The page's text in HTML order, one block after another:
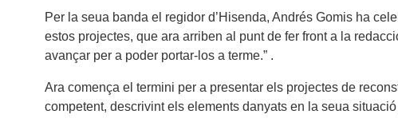
Per la seua banda el regidor d’Hisenda, Andrés Gomis ha
estos projectes, que ara arriben al punt de fer front a la
avançar per a poder portar-los a terme.” .
Ara comença el termini per a presentar els projectes de
competent, descrivint els elements danyats en la seua